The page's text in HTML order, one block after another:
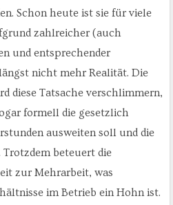
Schon heute ist sie für viele
zahlreicher (auch
und entsprechender
nicht mehr Realität. Die
diese Tatsache verschlimmern,
formell die gesetzlich
ausweiten soll und die
beteuert die
zur Mehrarbeit, was
im Betrieb ein Hohn ist.